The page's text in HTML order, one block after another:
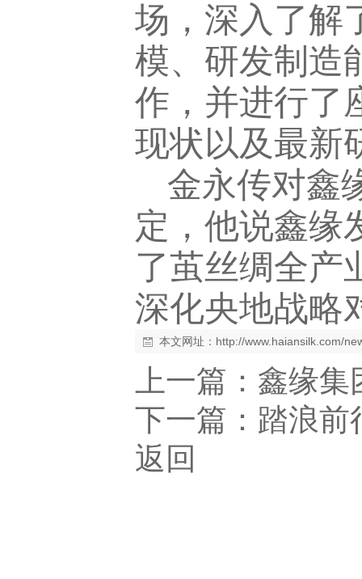
场，深入了解
模、研发制造
作，并进行了
现状以及最新
金永传对鑫
定，他说鑫缘
了茧丝绸全产
深化央地战略
本文网址： http://www.haiansilk.com/
上一篇： 鑫缘集
下一篇： 踏浪前
返回